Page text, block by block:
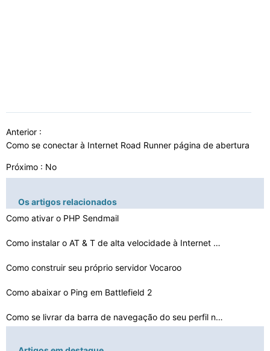
Anterior :
Como se conectar à Internet Road Runner página de abertura
Próximo : No
Os artigos relacionados
Como ativar o PHP Sendmail
Como instalar o AT & T de alta velocidade à Internet s…
Como construir seu próprio servidor Vocaroo
Como abaixar o Ping em Battlefield 2
Como se livrar da barra de navegação do seu perfil no…